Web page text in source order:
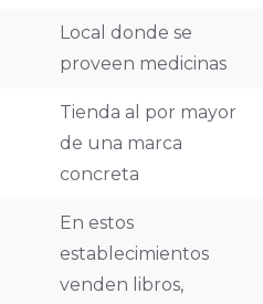
Local donde se
proveen medicinas
Tienda al por mayor
de una marca
concreta
En estos
establecimientos
venden libros,